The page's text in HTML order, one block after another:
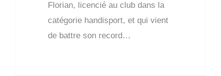
Florian, licencié au club dans la
catégorie handisport, et qui vient
de battre son record…